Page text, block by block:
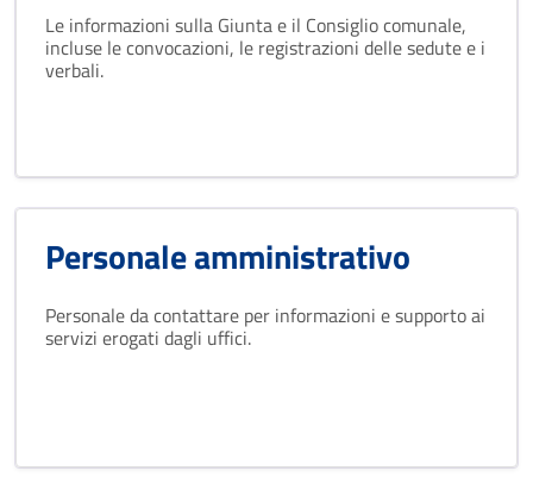
Le informazioni sulla Giunta e il Consiglio comunale,
incluse le convocazioni, le registrazioni delle sedute e i
verbali.
Personale amministrativo
Personale da contattare per informazioni e supporto ai
servizi erogati dagli uffici.